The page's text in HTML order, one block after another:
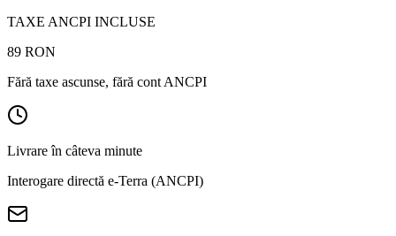
TAXE ANCPI INCLUSE
89 RON
Fără taxe ascunse, fără cont ANCPI
Livrare în câteva minute
Interogare directă e-Terra (ANCPI)